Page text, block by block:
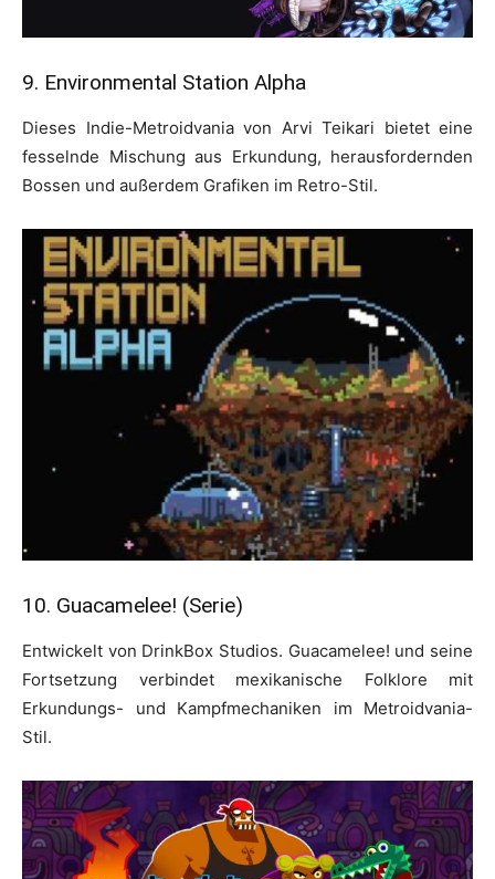
9. Environmental Station Alpha
Dieses Indie-Metroidvania von Arvi Teikari bietet eine
fesselnde Mischung aus Erkundung, herausfordernden
Bossen und außerdem Grafiken im Retro-Stil.
10. Guacamelee! (Serie)
Entwickelt von DrinkBox Studios. Guacamelee! und seine
Fortsetzung verbindet mexikanische Folklore mit
Erkundungs- und Kampfmechaniken im Metroidvania-
Stil.